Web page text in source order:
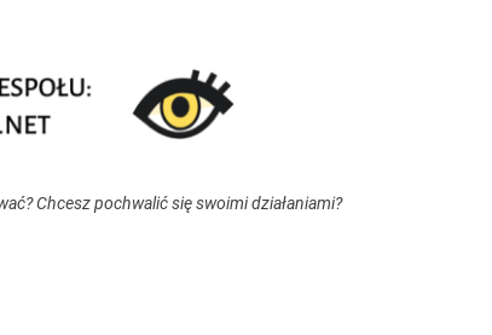
Chcesz pochwalić się swoimi działaniami?